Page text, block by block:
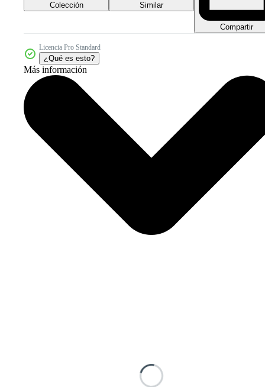
Colección Similar
Compartir
Licencia Pro Standard
¿Qué es esto?
Más información